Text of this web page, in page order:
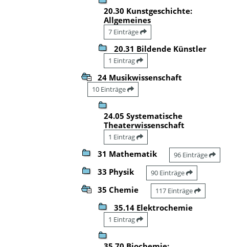
20.30 Kunstgeschichte:
Allgemeines
7 Einträge
20.31 Bildende Künstler
1 Eintrag
24 Musikwissenschaft
10 Einträge
24.05 Systematische
Theaterwissenschaft
1 Eintrag
31 Mathematik 96 Einträge
33 Physik 90 Einträge
35 Chemie 117 Einträge
35.14 Elektrochemie
1 Eintrag